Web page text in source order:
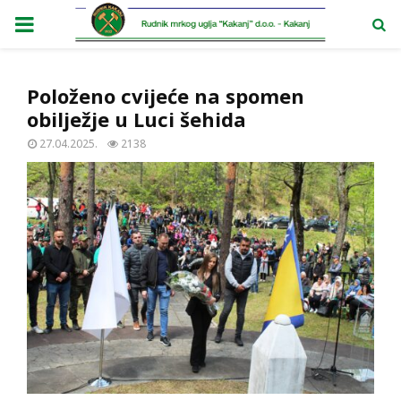
PRIMARY
Položeno cvijeće na spomen
obilježje u Luci šehida
27.04.2025. 2138